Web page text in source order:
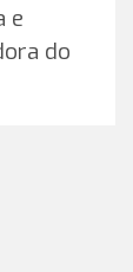
e
do